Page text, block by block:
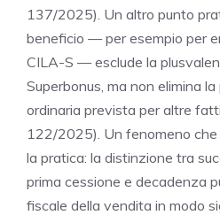
137/2025). Un altro punto
beneficio — per esempio per
CILA-S — esclude la
Superbonus, ma non elimina
ordinaria prevista per altre
122/2025). Un fenomeno
la pratica: la distinzione tra
prima cessione e decadenza
fiscale della vendita in modo